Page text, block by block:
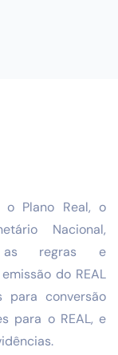
o Plano Real, o
Nacional,
as regras e
do REAL
conversão
para o REAL, e